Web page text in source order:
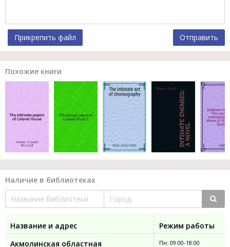
Прикрепить файл Отправить
Похожие книги
Наличие в библиотеках
Название и адрес
Режим работы
Акмолинская областная
Пн: 09:00-18:00